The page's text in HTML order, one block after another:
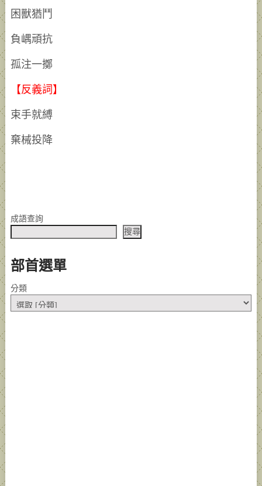
困獸猶鬥
負嵎頑抗
孤注一擲
【反義詞】
束手就縛
棄械投降
成語查詢
搜尋
部首選單
分類